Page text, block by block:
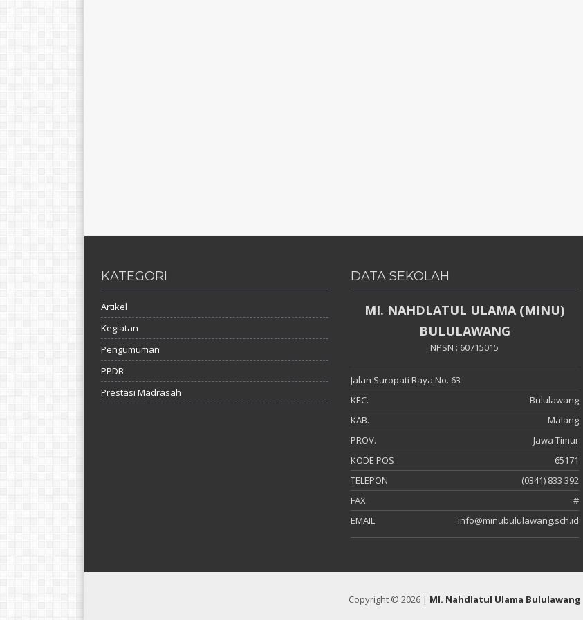
KATEGORI
Artikel
Kegiatan
Pengumuman
PPDB
Prestasi Madrasah
DATA SEKOLAH
MI. NAHDLATUL ULAMA (MINU)
BULULAWANG
NPSN : 60715015
Jalan Suropati Raya No. 63
KEC.
Bululawang
KAB.
Malang
PROV.
Jawa Timur
KODE POS
65171
TELEPON
(0341) 833 392
FAX
#
EMAIL
info@minubululawang.sch.id
Copyright © 2026 | MI. Nahdlatul Ulama Bululawang